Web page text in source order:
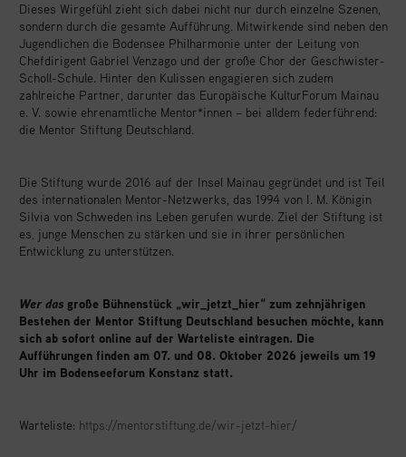
Dieses Wirgefühl zieht sich dabei nicht nur durch einzelne Szenen,
sondern durch die gesamte Aufführung. Mitwirkende sind neben den
Jugendlichen die Bodensee Philharmonie unter der Leitung von
Chefdirigent Gabriel Venzago und der große Chor der Geschwister-
Scholl-Schule. Hinter den Kulissen engagieren sich zudem
zahlreiche Partner, darunter das Europäische KulturForum Mainau
e. V. sowie ehrenamtliche Mentor*innen – bei alldem federführend:
die Mentor Stiftung Deutschland.
Die Stiftung wurde 2016 auf der Insel Mainau gegründet und ist Teil
des internationalen Mentor-Netzwerks, das 1994 von I. M. Königin
Silvia von Schweden ins Leben gerufen wurde. Ziel der Stiftung ist
es, junge Menschen zu stärken und sie in ihrer persönlichen
Entwicklung zu unterstützen.
Wer das große Bühnenstück „wir_jetzt_hier“ zum zehnjährigen
Bestehen der Mentor Stiftung Deutschland besuchen möchte, kann
sich ab sofort online auf der Warteliste eintragen. Die
Aufführungen finden am 07. und 08. Oktober 2026 jeweils um 19
Uhr im Bodenseeforum Konstanz statt.
Warteliste: https://mentorstiftung.de/wir-jetzt-hier/